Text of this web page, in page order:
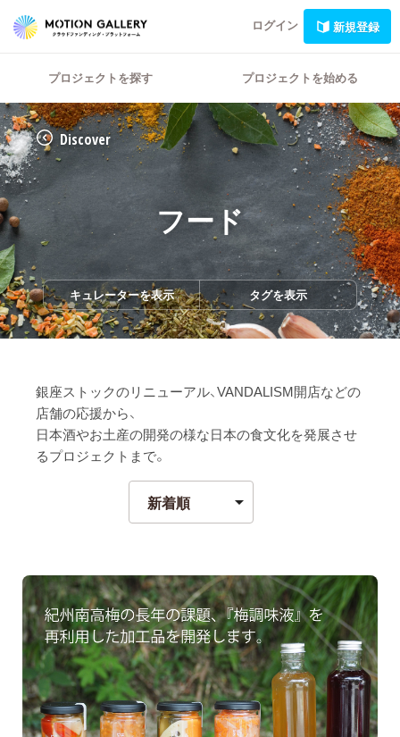
ログイン 新規登録
プロジェクトを探す プロジェクトを始める
Discover
フード
キュレーターを表示 タグを表示
銀座ストックのリニューアル、VANDALISM開店などの
店舗の応援から、
日本酒やお土産の開発の様な日本の食文化を発展させ
るプロジェクトまで。